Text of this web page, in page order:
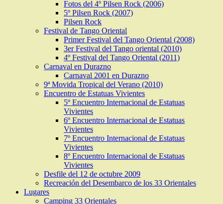
Fotos del 4º Pilsen Rock (2006)
5º Pilsen Rock (2007)
Pilsen Rock
Festival de Tango Oriental
Primer Festival del Tango Oriental (2008)
3er Festival del Tango oriental (2010)
4º Festival del Tango Oriental (2011)
Carnaval en Durazno
Carnaval 2001 en Durazno
9ª Movida Tropical del Verano (2010)
Encuentro de Estatuas Vivientes
5º Encuentro Internacional de Estatuas
Vivientes
6º Encuentro Internacional de Estatuas
Vivientes
7º Encuentro Internacional de Estatuas
Vivientes
8º Encuentro Internacional de Estatuas
Vivientes
Desfile del 12 de octubre 2009
Recreación del Desembarco de los 33 Orientales
Lugares
Camping 33 Orientales